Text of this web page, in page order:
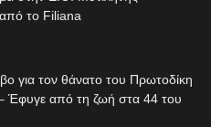
το Filiana
για τον θάνατο του Πρωτοδίκη
– Έφυγε από τη ζωή στα 44 του